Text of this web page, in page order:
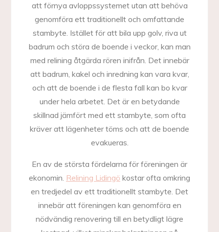
att förnya avloppssystemet utan att behöva
genomföra ett traditionellt och omfattande
stambyte. Istället för att bila upp golv, riva ut
badrum och störa de boende i veckor, kan man
med relining åtgärda rören inifrån. Det innebär
att badrum, kakel och inredning kan vara kvar,
och att de boende i de flesta fall kan bo kvar
under hela arbetet. Det är en betydande
skillnad jämfört med ett stambyte, som ofta
kräver att lägenheter töms och att de boende
evakueras.
En av de största fördelarna för föreningen är
ekonomin. Relining Lidingö kostar ofta omkring
en tredjedel av ett traditionellt stambyte. Det
innebär att föreningen kan genomföra en
nödvändig renovering till en betydligt lägre